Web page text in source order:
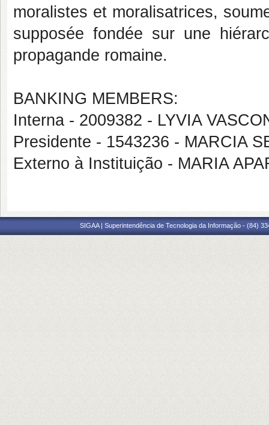
moralistes et moralisatrices,
supposée fondée sur une
propagande romaine.
BANKING MEMBERS:
Interna - 2009382 - LYVIA
Presidente - 1543236 - MARCIA
Externo à Instituição - MARIA
SIGAA | Superintendência de Tecnologia da Informação - (84)